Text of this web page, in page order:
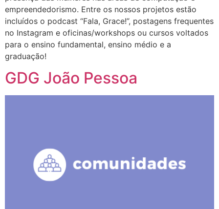
empreendedorismo. Entre os nossos projetos estão
incluídos o podcast “Fala, Grace!”, postagens frequentes
no Instagram e oficinas/workshops ou cursos voltados
para o ensino fundamental, ensino médio e a
graduação!
GDG João Pessoa